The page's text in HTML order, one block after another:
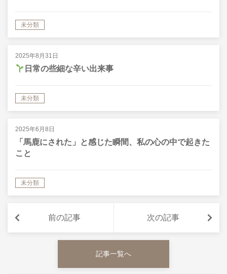
未分類
2025年8月31日
日常の些細な辛い出来事
未分類
2025年6月8日
「馬鹿にされた」と感じた瞬間、私の心の中で起きた
こと
未分類
前の記事 次の記事
記事一覧へ